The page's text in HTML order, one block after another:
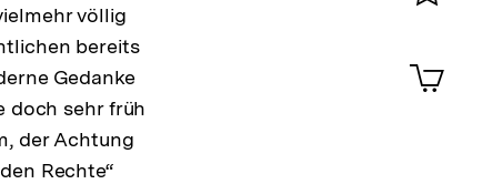
völlig
bereits
Gedanke
doch sehr früh
der Achtung
Rechte“